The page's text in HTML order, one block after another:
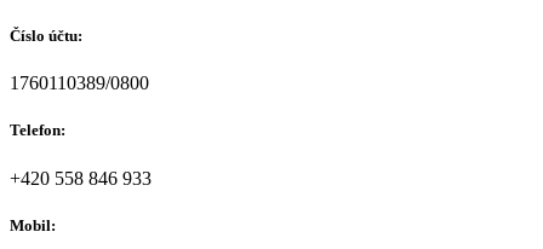
Číslo účtu:
1760110389/0800
Telefon:
+420 558 846 933
Mobil: